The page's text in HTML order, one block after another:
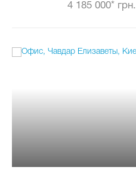
4 185 000* грн.